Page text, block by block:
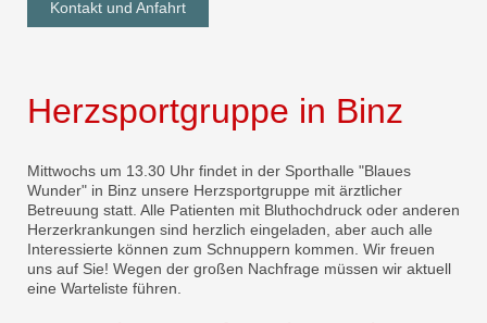
Kontakt und Anfahrt
Herzsportgruppe in Binz
Mittwochs um 13.30 Uhr findet in der Sporthalle "Blaues
Wunder" in Binz unsere Herzsportgruppe mit ärztlicher
Betreuung statt. Alle Patienten mit Bluthochdruck oder anderen
Herzerkrankungen sind herzlich eingeladen, aber auch alle
Interessierte können zum Schnuppern kommen. Wir freuen
uns auf Sie! Wegen der großen Nachfrage müssen wir aktuell
eine Warteliste führen.